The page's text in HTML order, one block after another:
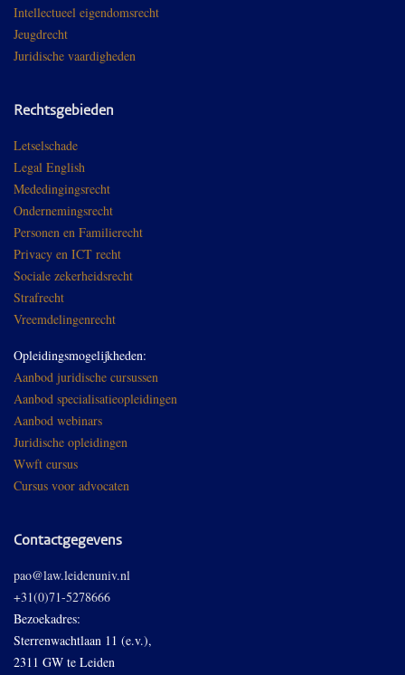
Intellectueel eigendomsrecht
Jeugdrecht
Juridische vaardigheden
Rechtsgebieden
Letselschade
Legal English
Mededingingsrecht
Ondernemingsrecht
Personen en Familierecht
Privacy en ICT recht
Sociale zekerheidsrecht
Strafrecht
Vreemdelingenrecht
Opleidingsmogelijkheden:
Aanbod juridische cursussen
Aanbod specialisatieopleidingen
Aanbod webinars
Juridische opleidingen
Wwft cursus
Cursus voor advocaten
Contactgegevens
pao@law.leidenuniv.nl
+31(0)71-5278666
Bezoekadres:
Sterrenwachtlaan 11 (e.v.),
2311 GW te Leiden